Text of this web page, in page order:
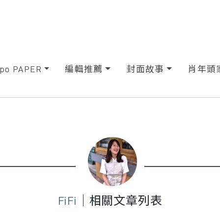
PAPER 編輯推薦 封面故事 肖年頭
FiFi ｜相關文章列表